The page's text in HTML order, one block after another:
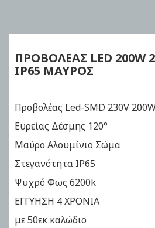
beginning
the
images
ΠΡΟΒΟΛΕΑΣ LED 200W
IP65 ΜΑΥΡΟΣ
Προβολέας Led-SMD 230V
Ευρείας Δέσμης 120°
Μαύρο Αλουμίνιο Σώμα
Στεγανότητα IP65
Ψυχρό Φως 6200k
ΕΓΓΥΗΣΗ 4 ΧΡΟΝΙΑ
με 50εκ καλώδιο